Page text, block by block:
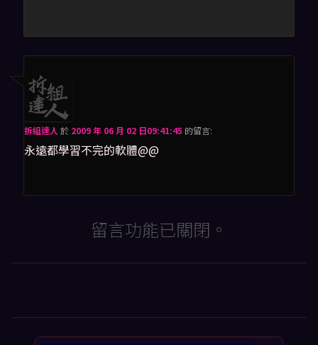
拆組達人 於 2009 年 06 月 02 日09:41:45 的留言:
永遠都學習不完的軟體@@
留言功能已關閉。